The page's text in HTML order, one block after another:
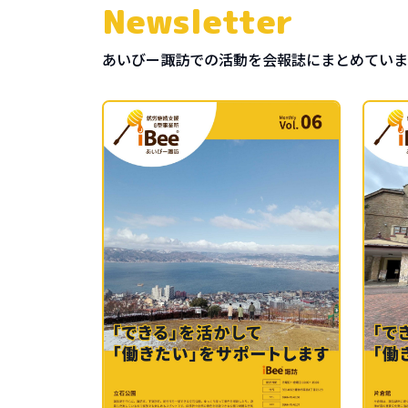
Newsletter
あいびー諏訪での活動を会報誌にまとめてい